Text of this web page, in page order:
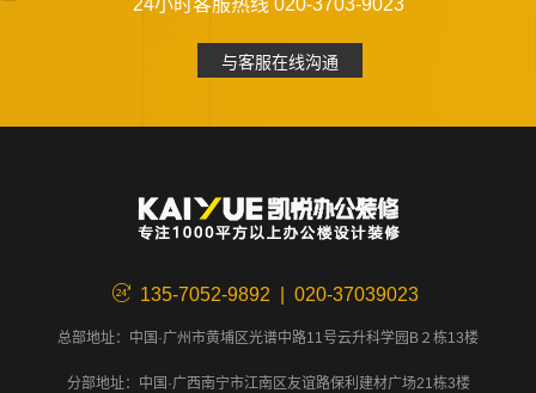
24小时客服热线 020-3703-9023
与客服在线沟通
135-7052-9892 | 020-37039023
总部地址：中国·广州市黄埔区光谱中路11号云升科学园B２栋13楼
分部地址：中国·广西南宁市江南区友谊路保利建材广场21栋3楼